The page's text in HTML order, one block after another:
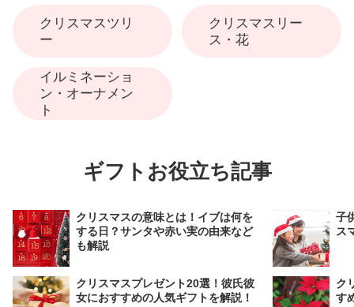
クリスマスツリ
ー
クリスマスリー
ス・花
イルミネーショ
ン・オーナメン
ト
ギフトお役立ち記事
クリスマスの意味とは！イブは何を
する日？サンタや赤い実の由来など
も解説
クリスマスプレゼント20選！彼氏彼
女におすすめの人気ギフトを解説！
子
ス
ク
す